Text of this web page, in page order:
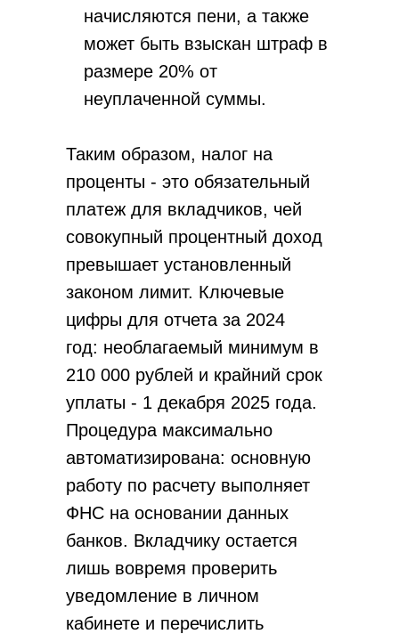
начисляются пени, а также
может быть взыскан штраф в
размере 20% от
неуплаченной суммы.
Таким образом, налог на
проценты - это обязательный
платеж для вкладчиков, чей
совокупный процентный доход
превышает установленный
законом лимит. Ключевые
цифры для отчета за 2024
год: необлагаемый минимум в
210 000 рублей и крайний срок
уплаты - 1 декабря 2025 года.
Процедура максимально
автоматизирована: основную
работу по расчету выполняет
ФНС на основании данных
банков. Вкладчику остается
лишь вовремя проверить
уведомление в личном
кабинете и перечислить